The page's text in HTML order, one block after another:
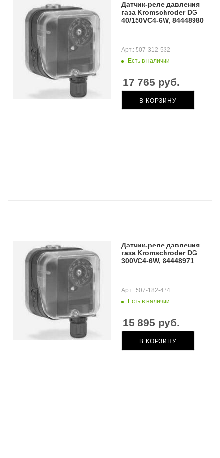
Датчик-реле давления
газа Kromschroder DG
40/150VC4-6W, 84448980
Есть в наличии
Арт.: 507-312-532
17 765 руб.
В КОРЗИНУ
Датчик-реле давления
газа Kromschroder DG
300VC4-6W, 84448971
Есть в наличии
Арт.: 507-182-474
15 895 руб.
В КОРЗИНУ